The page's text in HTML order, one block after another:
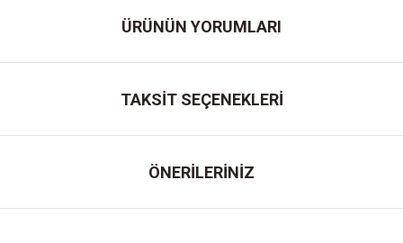
ÜRÜNÜN YORUMLARI
TAKSİT SEÇENEKLERİ
ÖNERİLERİNİZ